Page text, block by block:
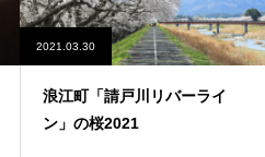
2021.03.30
浪江町「請戸川リバーライ
ン」の桜2021